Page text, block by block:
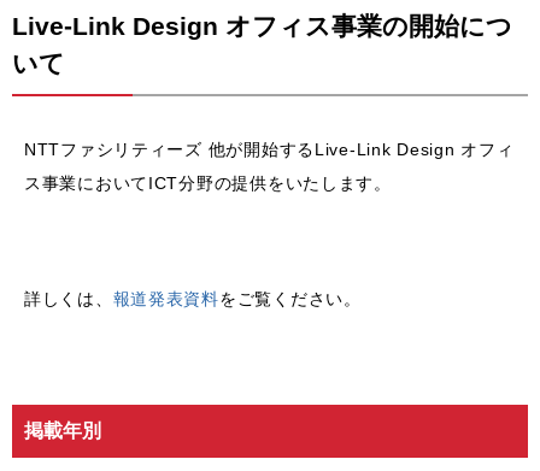
Live-Link Design オフィス事業の開始につ
いて
NTTファシリティーズ 他が開始するLive-Link Design オフィ
ス事業においてICT分野の提供をいたします。
詳しくは、 報道発表資料をご覧ください。
掲載年別